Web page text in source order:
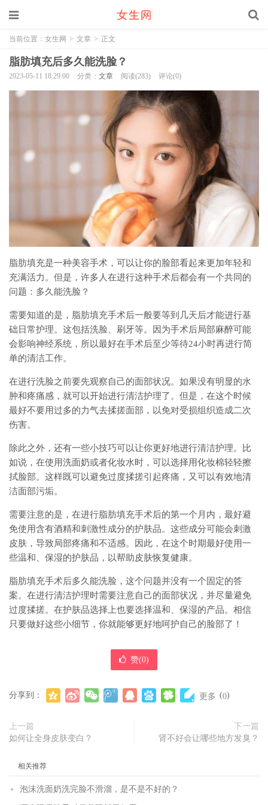
当前位置： 女生网 > 文章 > 正文
脂肪填充后多久能洗脸？
2023-05-11 18:29:00 分类： 文章 阅读(283) 评论(0)
脂肪填充是一种美容手术，可以让你的脸部看起来更加年轻和
充满活力。但是，许多人在进行这种手术后都会有一个共同的
问题：多久能洗脸？
需要知道的是，脂肪填充手术后一般要等到几天后才能进行基
础日常护理。这包括洗脸、刷牙等。因为手术后局部麻醉可能
会影响神经系统，所以最好在手术后至少等待24小时再进行简
单的清洁工作。
在进行洗脸之前要先观察自己的面部状况。如果没有明显的水
肿和疼痛感，就可以开始进行清洁护理了。但是，在这个时候
最好不要用过多的力气去揉搓面部，以免对受损组织造成二次
伤害。
除此之外，还有一些小技巧可以让你更好地进行清洁护理。比
如说，在使用洗面奶或者化妆水时，可以选择用化妆棉轻轻擦
拭脸部。这样既可以避免过度揉搓引起疼痛，又可以有效地清
洁面部污垢。
需要注意的是，在进行脂肪填充手术后的第一个月内，最好避
免使用含有酒精和刺激性成分的护肤品。这些成分可能会刺激
皮肤，导致局部疼痛和不适感。因此，在这个时期最好使用一
些温和、保湿的护肤品，以帮助皮肤恢复健康。
脂肪填充手术后多久能洗脸，这个问题并没有一个固定的答
案。在进行清洁护理时需要注意自己的面部状况，并尽量避免
过度揉搓。在护肤品选择上也要选择温和、保湿的产品。相信
只要做好这些小细节，你就能够更好地呵护自己的脸部了！
赞(0)
分享到： 更多 (0)
上一篇
如何让全身皮肤变白？
下一篇
肾不好会让哪些地方发臭？
相关推荐
泡沫洗面奶洗完脸不滑溜，是不是不好的？